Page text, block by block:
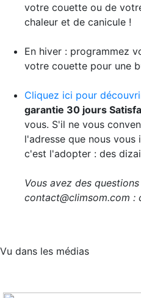
votre couette ou de
chaleur et de canicule !
En hiver : programmez
votre couette pour une
Cliquez ici pour
garantie 30 jours
vous. S'il ne vous
l'adresse que nous
c'est l'adopter : des
Vous avez des
contact@climsom.com :
Vu dans les médias